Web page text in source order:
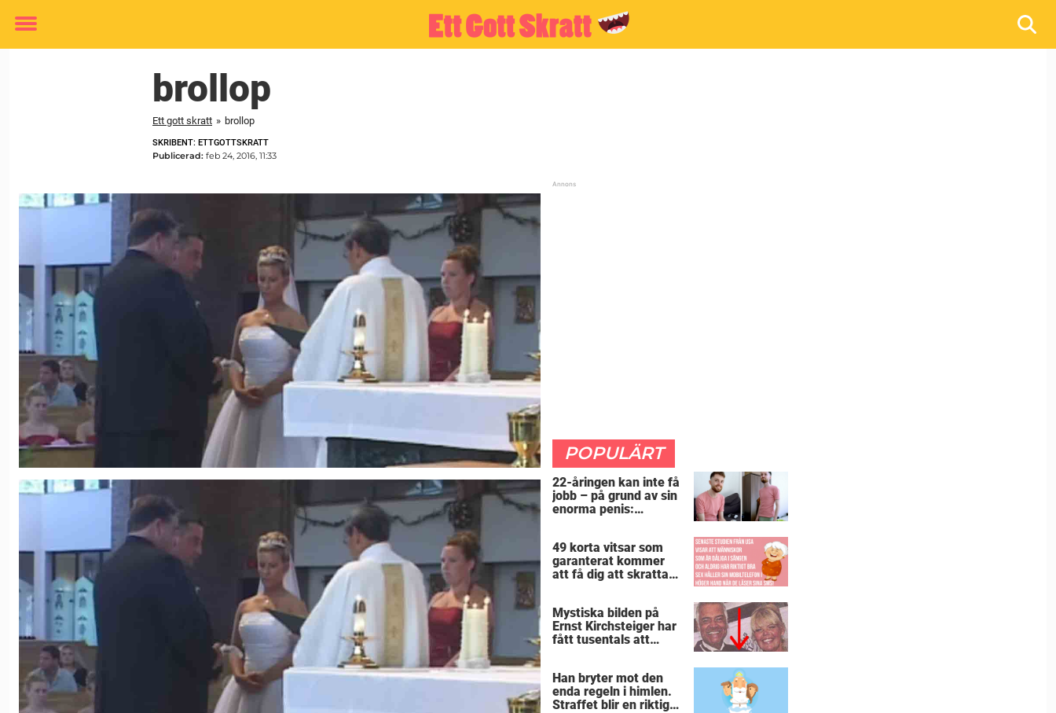
Toggle
brollop
Ett gott skratt » brollop
SKRIBENT: ETTGOTTSKRATT
Publicerad: feb 24, 2016, 11:33
POPULÄRT
22-åringen kan inte få
jobb – på grund av sin
enorma penis:
49 korta vitsar som
garanterat kommer
att få dig att skratta
Mystiska bilden på
Ernst Kirchsteiger har
fått tusentals att
Han bryter mot den
enda regeln i himlen.
Straffet blir en riktigt